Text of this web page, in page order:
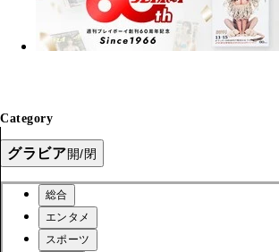
Category
グラビア開/閉
総合
エンタメ
スポーツ